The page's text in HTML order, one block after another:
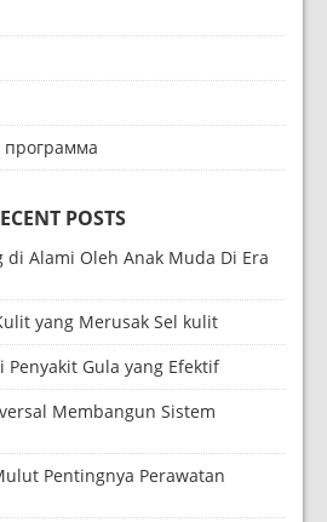
программа
POSTS
di Alami Oleh Anak Muda Di Era
yang Merusak Sel kulit
Penyakit Gula yang Efektif
Membangun Sistem
Pentingnya Perawatan